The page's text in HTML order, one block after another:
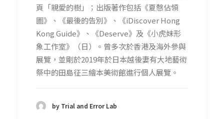
頁「親愛的樹」；出版著作包括《夏慤佔領
圖》、《最後的告別》、《iDiscover Hong
Kong Guide》、《Deserve》及《小虎妹形
象工作室》（日）。曾多次於香港及海外參與
展覽，並剛於2019年於日本越後妻有大地藝術
祭中的田島征三繪本美術館進行個人展覽。
by Trial and Error Lab